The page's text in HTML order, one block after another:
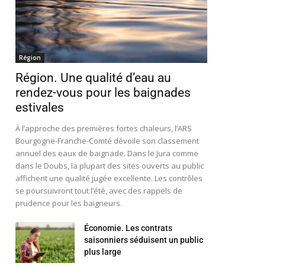
Région
Région. Une qualité d’eau au
rendez-vous pour les baignades
estivales
À l’approche des premières fortes chaleurs, l’ARS
Bourgogne-Franche-Comté dévoile son classement
annuel des eaux de baignade. Dans le Jura comme
dans le Doubs, la plupart des sites ouverts au public
affichent une qualité jugée excellente. Les contrôles
se poursuivront tout l’été, avec des rappels de
prudence pour les baigneurs.
Économie. Les contrats
saisonniers séduisent un public
plus large